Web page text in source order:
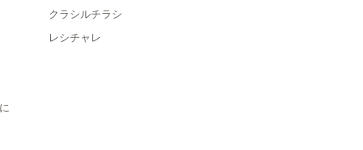
クラシルチラシ
レシチャレ